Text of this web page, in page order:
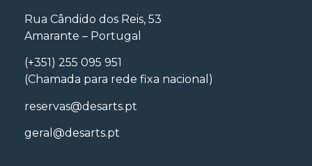
Rua Cândido dos Reis, 53
Amarante – Portugal
(+351) 255 095 951
(Chamada para rede fixa nacional)
reservas@desarts.pt
geral@desarts.pt